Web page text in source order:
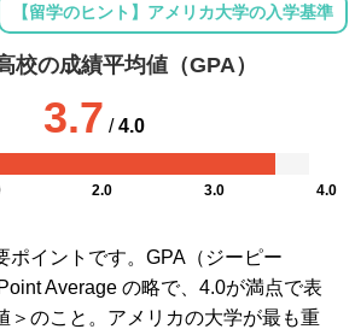
【留学のヒント】アメリカ大学の入学基準
校の成績平均値（GPA）
3.7 /4.0
2.0 3.0 4.0
ポイントです。GPA（ジーピー
Average の略で、4.0が満点で表
＞のこと。アメリカの大学が最も重